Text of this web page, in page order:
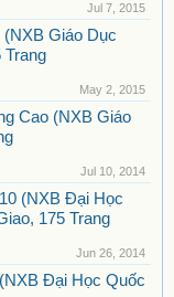
Jul 7, 2015
Giáo Dục
Trang
May 2, 2015
Cao (NXB Giáo
Jul 10, 2014
(NXB Đại Học
175 Trang
Jun 26, 2014
Đại Học Quốc